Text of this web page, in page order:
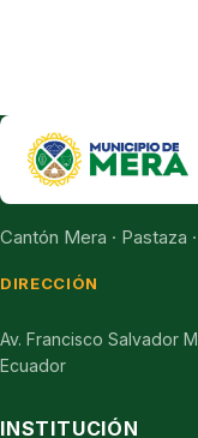
Cantón Mera · Pastaza
DIRECCIÓN
Av. Francisco Salvador
Ecuador
INSTITUCIÓN